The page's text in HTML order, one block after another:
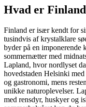
Hvad er
Finland er især kendt for
tusindvis af krystalklare
byder på en imponerende
sommernætter med
Lapland, hvor nordlyset
hovedstaden Helsinki
og gastronomi, mens
unikke naturoplevelser.
med rensdyr, huskyer og